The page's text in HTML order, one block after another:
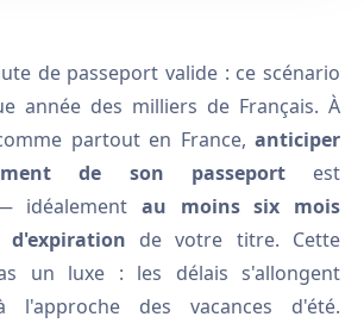
de passeport valide : ce scénario
année des milliers de Français. À
partout en France, anticiper
de son passeportest
idéalement au moins six mois
de votre titre. Cette
un luxe : les délais s'allongent
l'approche des vacances d'été.